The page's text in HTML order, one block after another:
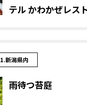
テル かわかぜレス
1.新潟県内
雨待つ苔庭